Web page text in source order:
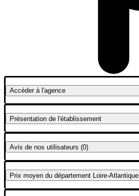
Accéderà l'agence
Présentation de l'établissement
Avis de nos utilisateurs (0)
Prix moyen du département Loire-Atlantique